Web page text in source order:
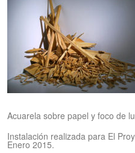
Acuarela sobre papel y foco de
Instalación realizada para El
Enero 2015.